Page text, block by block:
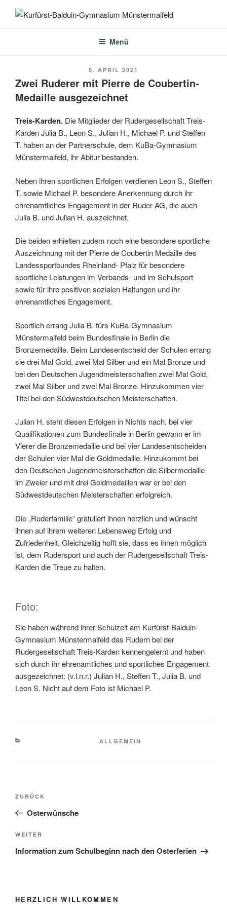
Inhalt
Menü
VERÖFFENTLICHT
AM
5. APRIL 2021
Zwei Ruderer mit Pierre de Coubertin-
Medaille ausgezeichnet
Treis-Karden. Die Mitglieder der Rudergesellschaft Treis-
Karden Julia B., Leon S., Julian H., Michael P. und Steffen
T. haben an der Partnerschule, dem KuBa-Gymnasium
Münstermaifeld, ihr Abitur bestanden.
Neben ihren sportlichen Erfolgen verdienen Leon S., Steffen
T. sowie Michael P. besondere Anerkennung durch ihr
ehrenamtliches Engagement in der Ruder-AG, die auch
Julia B. und Julian H. auszeichnet.
Die beiden erhielten zudem noch eine besondere sportliche
Auszeichnung mit der Pierre de Coubertin Medaille des
Landessportbundes Rheinland- Pfalz für besondere
sportliche Leistungen im Verbands- und im Schulsport
sowie für ihre positiven sozialen Haltungen und ihr
ehrenamtliches Engagement.
Sportlich errang Julia B. fürs KuBa-Gymnasium
Münstermaifeld beim Bundesfinale in Berlin die
Bronzemedaille. Beim Landesentscheid der Schulen errang
sie drei Mal Gold, zwei Mal Silber und ein Mal Bronze und
bei den Deutschen Jugendmeisterschaften zwei Mal Gold,
zwei Mal Silber und zwei Mal Bronze. Hinzukommen vier
Titel bei den Südwestdeutschen Meisterschaften.
Julian H. steht diesen Erfolgen in Nichts nach, bei vier
Qualifikationen zum Bundesfinale in Berlin gewann er im
Vierer die Bronzemedaille und bei vier Landesentscheiden
der Schulen vier Mal die Goldmedaille. Hinzukommt bei
den Deutschen Jugendmeisterschaften die Silbermedaille
im Zweier und mit drei Goldmedaillen war er bei den
Südwestdeutschen Meisterschaften erfolgreich.
Die „Ruderfamilie“ gratuliert ihnen herzlich und wünscht
ihnen auf ihrem weiteren Lebensweg Erfolg und
Zufriedenheit. Gleichzeitig hofft sie, dass es ihnen möglich
ist, dem Rudersport und auch der Rudergesellschaft Treis-
Karden die Treue zu halten.
Foto:
Sie haben während ihrer Schulzeit am Kurfürst-Balduin-
Gymnasium Münstermaifeld das Rudern bei der
Rudergesellschaft Treis-Karden kennengelernt und haben
sich durch ihr ehrenamtliches und sportliches Engagement
ausgezeichnet: (v.l.n.r.) Julian H., Steffen T., Julia B. und
Leon S. Nicht auf dem Foto ist Michael P.
KATEGORIEN
ALLGEMEIN
Beitragsnavigation
Vorheriger
Beitrag
ZURÜCK
Osterwünsche
Nächster
Beitrag
WEITER
Information zum Schulbeginn nach den Osterferien
HERZLICH WILLKOMMEN